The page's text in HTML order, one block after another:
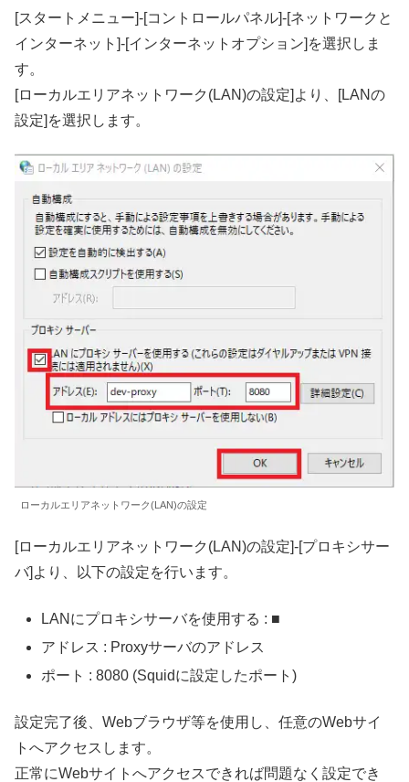
[スタートメニュー]-[コントロールパネル]-[ネットワークと
インターネット]-[インターネットオプション]を選択しま
す。
[ローカルエリアネットワーク(LAN)の設定]より、[LANの
設定]を選択します。
ローカルエリアネットワーク(LAN)の設定
[ローカルエリアネットワーク(LAN)の設定]-[プロキシサー
バ]より、以下の設定を行います。
LANにプロキシサーバを使用する : ■
アドレス : Proxyサーバのアドレス
ポート : 8080 (Squidに設定したポート)
設定完了後、Webブラウザ等を使用し、任意のWebサイ
トへアクセスします。
正常にWebサイトへアクセスできれば問題なく設定でき